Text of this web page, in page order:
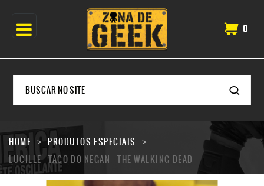
0
HOME
PRODUTOS ESPECIAIS
LUCILLE - TACO DO NEGAN - THE WALKING DEAD